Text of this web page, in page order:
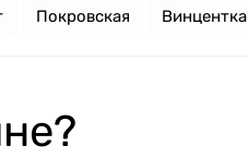
Покровская Винцентка